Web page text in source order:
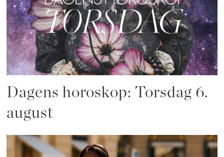
Dagens horoskop: Torsdag 6.
august